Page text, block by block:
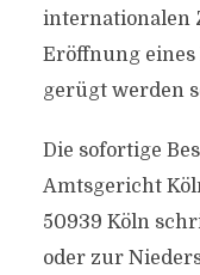
internationalen
Eröffnung
gerügt werden
Die sofortige
Amtsgericht
50939 Köln
oder zur